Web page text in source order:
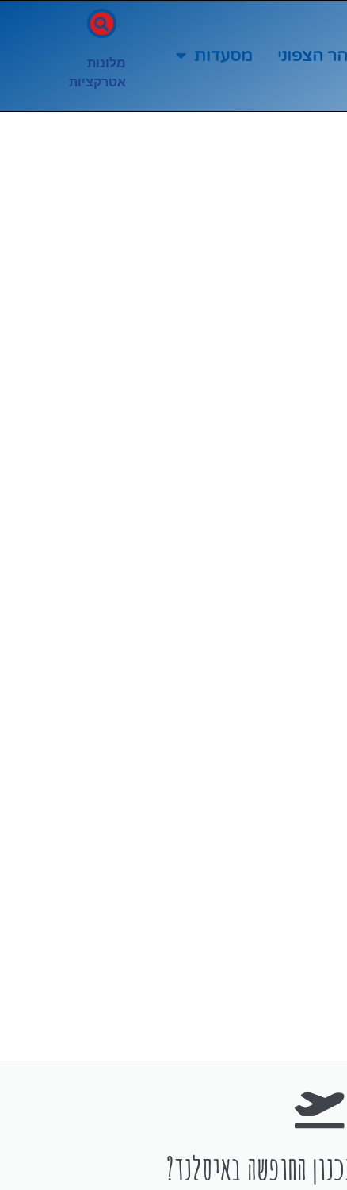
הצפוני מסעדות
מלונות
אטרקציות
החופשה באיסלנד?